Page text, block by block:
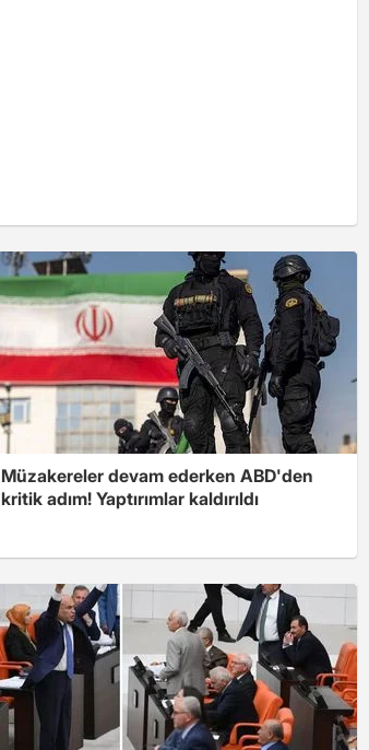
Müzakereler devam ederken ABD'den
kritik adım! Yaptırımlar kaldırıldı